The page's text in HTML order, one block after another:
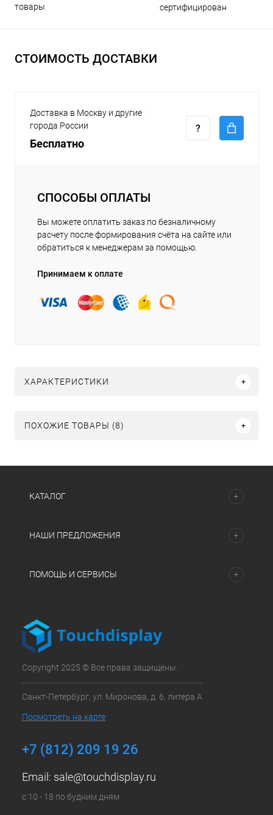
товары
сертифицирован
СТОИМОСТЬ ДОСТАВКИ
Доставка в Москву и другие
города России
Бесплатно
СПОСОБЫ ОПЛАТЫ
Вы можете оплатить заказ по безналичному
расчету после формирования счёта на сайте или
обратиться к менеджерам за помощью.
Принимаем к оплате
ХАРАКТЕРИСТИКИ
ПОХОЖИЕ ТОВАРЫ (8)
КАТАЛОГ
НАШИ ПРЕДЛОЖЕНИЯ
ПОМОЩЬ И СЕРВИСЫ
Copyright 2025 © Все права защищены.
Санкт-Петербург, ул. Миронова, д. 6, литера А
Посмотреть на карте
+7 (812) 209 19 26
Email: sale@touchdisplay.ru
с 10 - 18 по будним дням